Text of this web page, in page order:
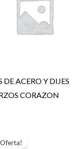
DE ACERO Y DIJES
CORAZON